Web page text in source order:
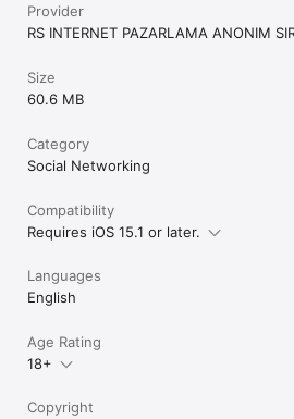
Provider
RS INTERNET PAZARLAMA ANONIM
Size
60.6 MB
Category
Social Networking
Compatibility
Requires iOS 15.1 or later.
Languages
English
Age Rating
18+
Copyright